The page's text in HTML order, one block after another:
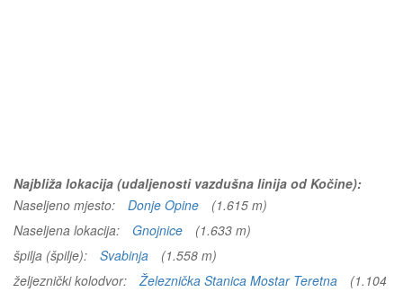
Najbliža lokacija (udaljenosti vazdušna linija od Kočine):
Naseljeno mjesto:
Donje Opine
(1.615 m)
Naseljena lokacija:
Gnojnice
(1.633 m)
špilja (špilje):
Svabinja
(1.558 m)
željeznički kolodvor:
Železnička Stanica Mostar Teretna
(1.104